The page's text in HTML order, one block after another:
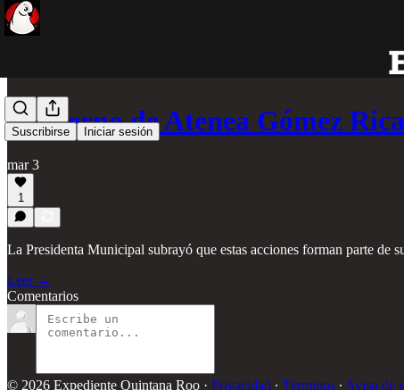
Suscribirse Iniciar sesión
Gobierno de Atenea Gómez
mar 3
1
La Presidenta Municipal subrayó que estas acciones forman parte
Leer →
Comentarios
© 2026 Expediente Quintana Roo · Privacidad ∙ Términos ∙ Aviso de